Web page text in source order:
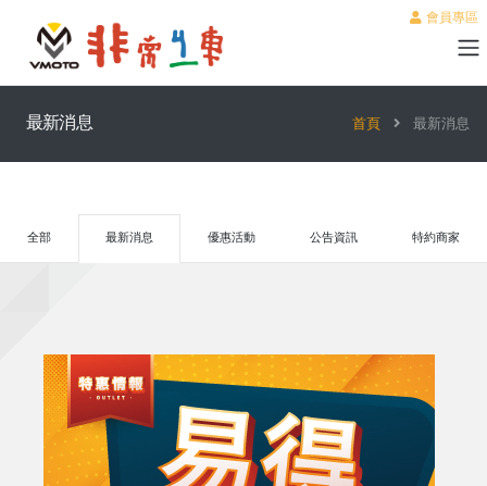
會員專區
最新消息 首頁 最新消息
全部 最新消息 優惠活動 公告資訊 特約商家